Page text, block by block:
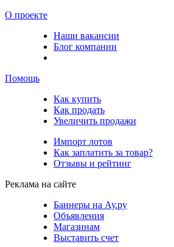
О проекте
Наши вакансии
Блог компании
Помощь
Как купить
Как продать
Увеличить продажи
Импорт лотов
Как заплатить за товар?
Отзывы и рейтинг
Реклама на сайте
Баннеры на Ау.ру
Объявления
Магазинам
Выставить счет